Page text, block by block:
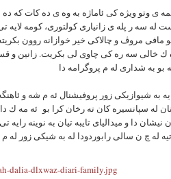
ى وتو ويژه كى ئاماژه به وه ى ده كات که ده
له سه ر پله ى زانيارى كولتورى، كومه لايه
مافى مروڤ و چالاكى خير خوازانه روون
ك خالى سه ره كى چاوى لى بكريت. زانين و
يه به شيوازيكى زور پروفيشنال ئه م شه و
له سپانسيره كان ته رخان كرا بو ئه مه
نيشان دا و ميدالياى تايبه تيان به نوينه
له چ ن سالى رابوردودا له به شيكى زور له